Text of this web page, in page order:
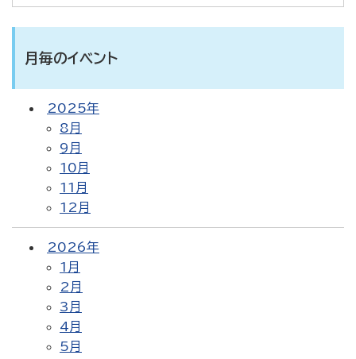
月毎のイベント
2025年
8月
9月
10月
11月
12月
2026年
1月
2月
3月
4月
5月